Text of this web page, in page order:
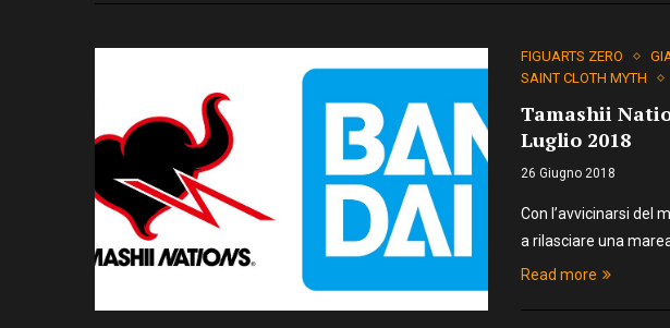
FIGUARTS ZERO
SAINT CLOTH MYTH
Tamashii
Luglio 2018
26 Giugno 2018
Con l’avvicinarsi del
a rilasciare una
Read more